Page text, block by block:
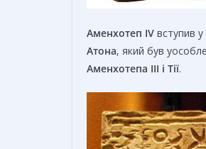
Аменхотеп IV вступив
Атона, який був
Аменхотепа III і Тії.